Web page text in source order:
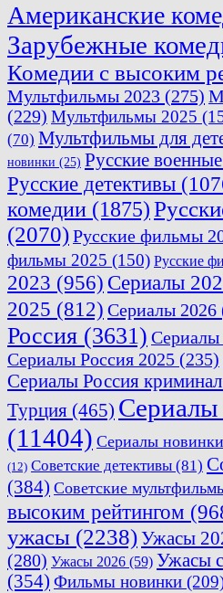
Американские
Зарубежные
Комедии с высоким
Мультфильмы 2023 (275)
(229) Мультфильмы 2025
(70) Мультфильмы для
новинки (25) Русские
Русские детективы
комедии (1875)
(2070)Русские фильмы
фильмы 2025 (150) Русские
2023 (956) Сериалы
2025 (812) Сериалы 2026
Россия (3631) Сериалы
Сериалы Россия 2025 (235)
Сериалы Россия криминал
Турция (465) Сериалы
(11404) Сериалы новинки
(12) Советские детективы (81)
(384) Советские
высоким рейтингом
ужасы (2238)Ужасы
(280) Ужасы 2026 (59) Ужасы
(354) Фильмы новинки